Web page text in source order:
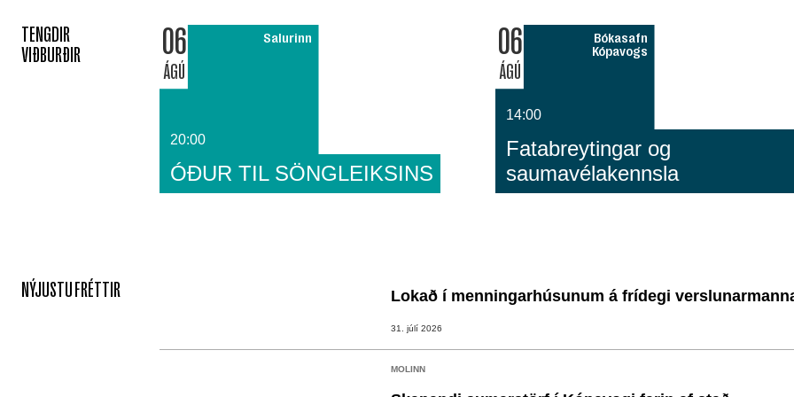
TENGDIR
VIÐBURÐIR
06
ÁGÚ
Salurinn
20:00
ÓÐUR TIL SÖNGLEIKSINS
06
ÁGÚ
Bókasafn
Kópavogs
14:00
Fatabreytingar og
saumavélakennsla
NÝJUSTU FRÉTTIR Lokað í menningarhúsunum á frídegi
31. júlí 2026
MOLINN